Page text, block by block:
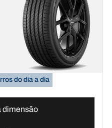
do dia a dia
dimensão